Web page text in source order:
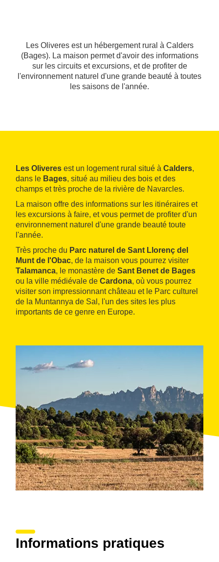
Les Oliveres est un hébergement rural à Calders
(Bages). La maison permet d'avoir des informations
sur les circuits et excursions, et de profiter de
l'environnement naturel d'une grande beauté à toutes
les saisons de l'année.
Les Oliveres est un logement rural situé à Calders,
dans le Bages, situé au milieu des bois et des
champs et très proche de la rivière de Navarcles.
La maison offre des informations sur les itinéraires et
les excursions à faire, et vous permet de profiter d'un
environnement naturel d'une grande beauté toute
l'année.
Très proche du Parc naturel de Sant Llorenç del
Munt de l'Obac, de la maison vous pourrez visiter
Talamanca, le monastère de Sant Benet de Bages
ou la ville médiévale de Cardona, où vous pourrez
visiter son impressionnant château et le Parc culturel
de la Muntannya de Sal, l'un des sites les plus
importants de ce genre en Europe.
Informations pratiques